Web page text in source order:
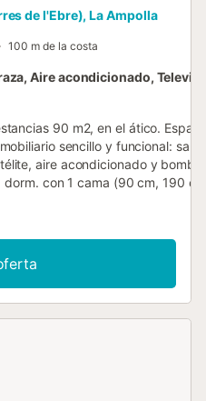
de l'Ebre), La Ampolla
100 m de la costa
Aire acondicionado,
90 m2, en el ático.
sencillo y funcional:
aire acondicionado y bomba
dorm. con 1 cama (90 cm, 190
cm de longitud). Salida a la
190 cm de longitud). Salida
microondas). Salida al
o ducha/WC. Muebles de terraza.
Plaza de aparcamiento